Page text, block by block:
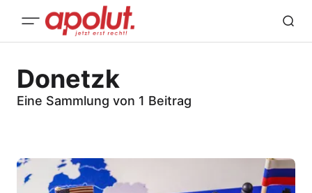
Donetzk
Eine Sammlung von 1 Beitrag